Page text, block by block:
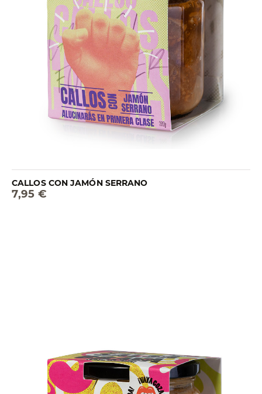
CALLOS CON JAMÓN SERRANO
7,95 €